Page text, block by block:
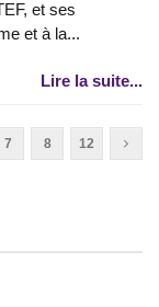
et ses
et à la...
Lire la suite...
7 8 12